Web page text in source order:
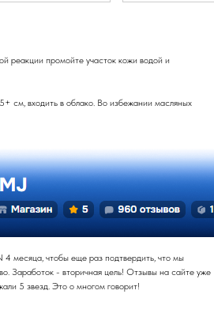
реакции промойте участок кожи водой и
см, входить в облако. Во избежании масляных
месяца, чтобы еще раз подтвердить, что мы
Заработок - вторичная цель! Отзывы на сайте уже
5 звезд. Это о многом говорит!